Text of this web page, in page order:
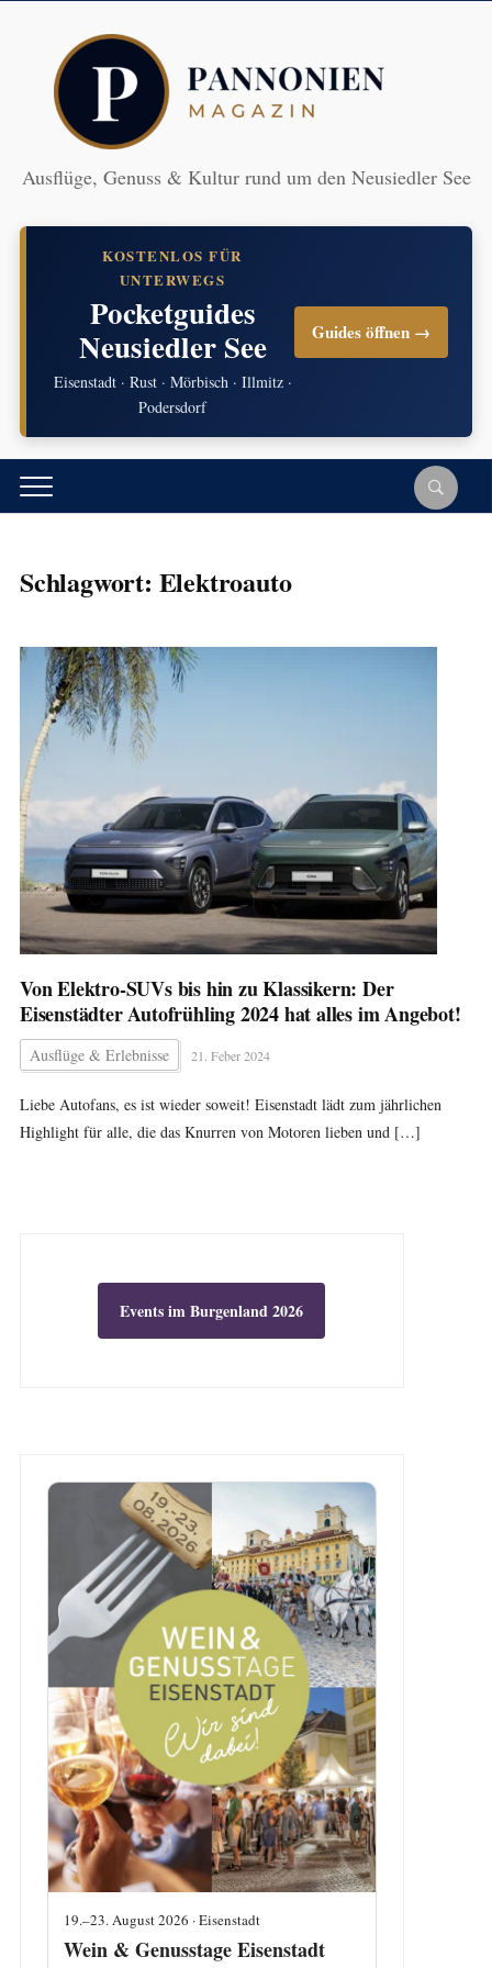
Ausflüge, Genuss & Kultur rund um den Neusiedler See
KOSTENLOS FÜR
UNTERWEGS
Pocketguides
Neusiedler See
Eisenstadt · Rust · Mörbisch · Illmitz ·
Podersdorf
Guides öffnen →
Schlagwort: Elektroauto
Von Elektro-SUVs bis hin zu Klassikern: Der
Eisenstädter Autofrühling 2024 hat alles im Angebot!
Ausflüge & Erlebnisse 21. Feber 2024
Liebe Autofans, es ist wieder soweit! Eisenstadt lädt zum jährlichen
Highlight für alle, die das Knurren von Motoren lieben und […]
Events im Burgenland 2026
19.–23. August 2026 · Eisenstadt
Wein & Genusstage Eisenstadt